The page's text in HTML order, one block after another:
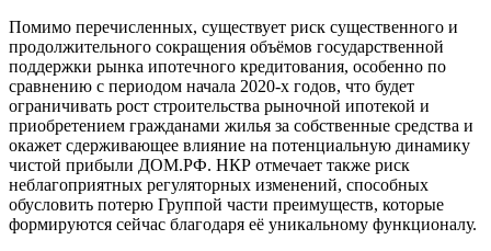
Помимо перечисленных, существует риск существенного и
продолжительного сокращения объёмов государственной
поддержки рынка ипотечного кредитования, особенно по
сравнению с периодом начала 2020-х годов, что будет
ограничивать рост строительства рыночной ипотекой и
приобретением гражданами жилья за собственные средства и
окажет сдерживающее влияние на потенциальную динамику
чистой прибыли ДОМ.РФ. НКР отмечает также риск
неблагоприятных регуляторных изменений, способных
обусловить потерю Группой части преимуществ, которые
формируются сейчас благодаря её уникальному функционалу.